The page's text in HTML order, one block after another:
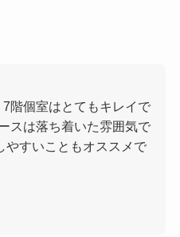
階個室はとてもキレイで
スは落ち着いた雰囲気で
やすいこともオススメで